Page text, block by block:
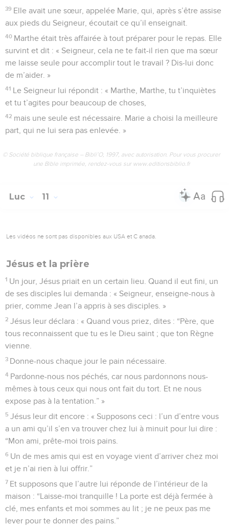
39 Elle avait une sœur, appelée Marie, qui, après s’être assise
aux pieds du Seigneur, écoutait ce qu’il enseignait.
40 Marthe était très affairée à tout préparer pour le repas. Elle
survint et dit : « Seigneur, cela ne te fait-il rien que ma sœur
me laisse seule pour accomplir tout le travail ? Dis-lui donc
de m’aider. »
41 Le Seigneur lui répondit : « Marthe, Marthe, tu t’inquiètes
et tu t’agites pour beaucoup de choses,
42 mais une seule est nécessaire. Marie a choisi la meilleure
part, qui ne lui sera pas enlevée. »
© Société biblique française – Bibli’O, 1997, avec autorisation. Pour vous procurer
une Bible imprimée, rendez-vous sur www.editionsbiblio.fr
Luc 11
Les vidéos ne sont pas disponibles aux USA et C anada.
Jésus et la prière
1 Un jour, Jésus priait en un certain lieu. Quand il eut fini, un
de ses disciples lui demanda : « Seigneur, enseigne-nous à
prier, comme Jean l’a appris à ses disciples. »
2 Jésus leur déclara : « Quand vous priez, dites : “Père, que
tous reconnaissent que tu es le Dieu saint ; que ton Règne
vienne.
3 Donne-nous chaque jour le pain nécessaire.
4 Pardonne-nous nos péchés, car nous pardonnons nous-
mêmes à tous ceux qui nous ont fait du tort. Et ne nous
expose pas à la tentation.” »
5 Jésus leur dit encore : « Supposons ceci : l’un d’entre vous
a un ami qu’il s’en va trouver chez lui à minuit pour lui dire :
“Mon ami, prête-moi trois pains.
6 Un de mes amis qui est en voyage vient d’arriver chez moi
et je n’ai rien à lui offrir.”
7 Et supposons que l’autre lui réponde de l’intérieur de la
maison : “Laisse-moi tranquille ! La porte est déjà fermée à
clé, mes enfants et moi sommes au lit ; je ne peux pas me
lever pour te donner des pains.”